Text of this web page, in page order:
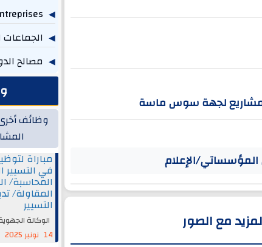
لجهة سوس ماسة
المؤسساتي/الإعلام
مع الصور
الجماعات
مصالح
وظائف
في التسيير
المحاسبة/
المقاولة/
التسيير
الوكالة
14 نونبر 2025